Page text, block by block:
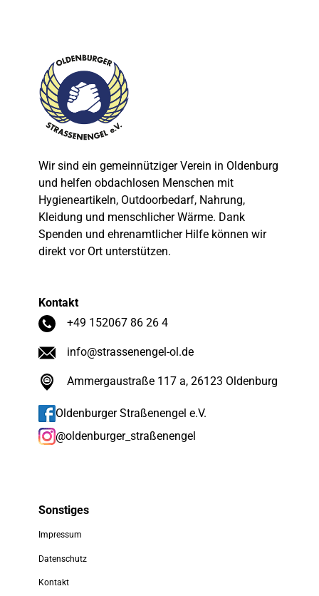
Wir sind ein gemeinnütziger Verein in Oldenburg
und helfen obdachlosen Menschen mit
Hygieneartikeln, Outdoorbedarf, Nahrung,
Kleidung und menschlicher Wärme. Dank
Spenden und ehrenamtlicher Hilfe können wir
direkt vor Ort unterstützen.
Kontakt
+49 152067 86 26 4
info@strassenengel-ol.de
Ammergaustraße 117 a, 26123 Oldenburg
Oldenburger Straßenengel e.V.
@oldenburger_straßenengel
Sonstiges
Impressum
Datenschutz
Kontakt